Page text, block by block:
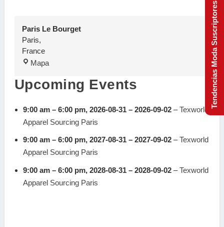
Paris Le Bourget
Paris,
France
MapaP
r
s
L
u
r
Upcoming Events
9:00 am – 6:00 pm,2026-08-31 – 2026-09-02 –Texworld
Apparel Sourcing Paris
9:00 am – 6:00 pm,2027-08-31 – 2027-09-02 –Texworld
Apparel Sourcing Paris
9:00 am – 6:00 pm,2028-08-31 – 2028-09-02 –Texworld
Apparel Sourcing Paris
Tendencias Moda Suscriptores